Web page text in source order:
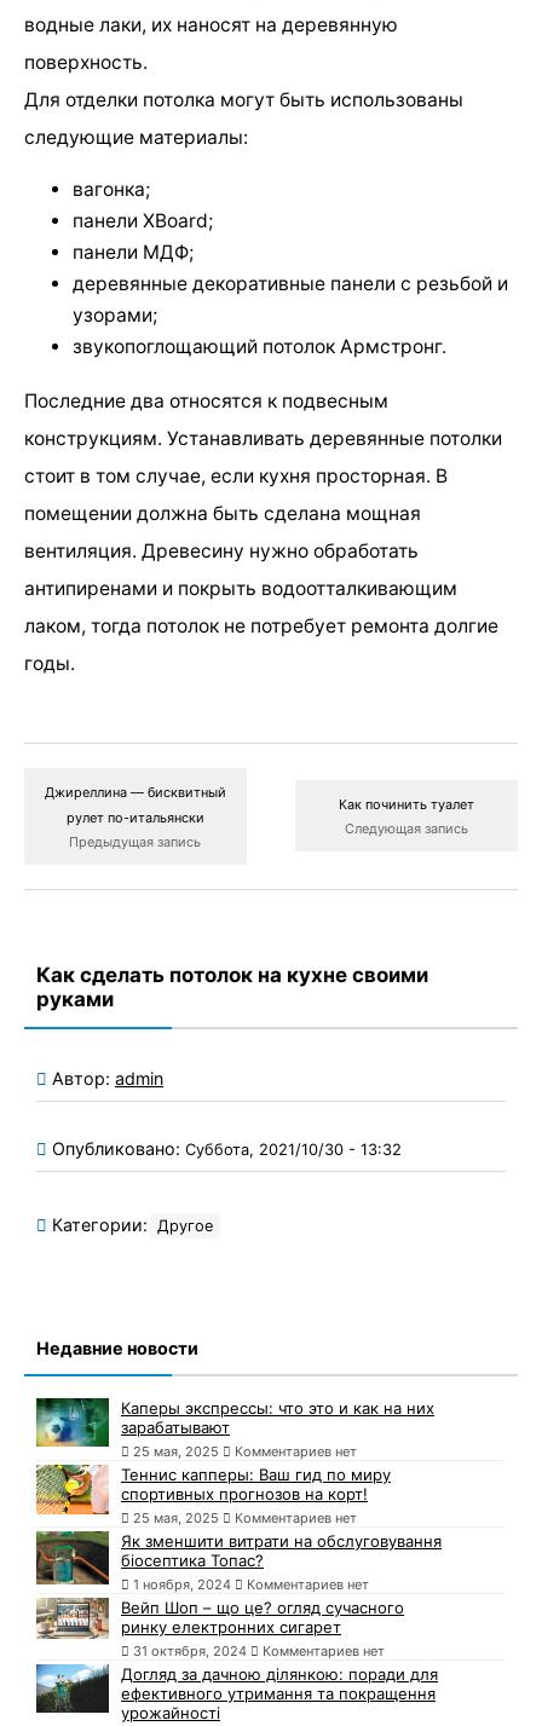
водные лаки, их наносят на деревянную
поверхность.
Для отделки потолка могут быть использованы
следующие материалы:
вагонка;
панели XBoard;
панели МДФ;
деревянные декоративные панели с резьбой и
узорами;
звукопоглощающий потолок Армстронг.
Последние два относятся к подвесным
конструкциям. Устанавливать деревянные потолки
стоит в том случае, если кухня просторная. В
помещении должна быть сделана мощная
вентиляция. Древесину нужно обработать
антипиренами и покрыть водоотталкивающим
лаком, тогда потолок не потребует ремонта долгие
годы.
Джиреллина — бисквитный
рулет по-итальянски
Предыдущая запись
Как починить туалет
Следующая запись
Как сделать потолок на кухне своими
руками
Автор: admin
Опубликовано: Суббота, 2021/10/30 - 13:32
Категории: Другое
Недавние новости
Каперы экспрессы: что это и как на них
зарабатывают
25 мая, 2025 Комментариев нет
Теннис капперы: Ваш гид по миру
спортивных прогнозов на корт!
25 мая, 2025 Комментариев нет
Як зменшити витрати на обслуговування
біосептика Топас?
1 ноября, 2024 Комментариев нет
Вейп Шоп – що це? огляд сучасного
ринку електронних сигарет
31 октября, 2024 Комментариев нет
Догляд за дачною ділянкою: поради для
ефективного утримання та покращення
урожайності